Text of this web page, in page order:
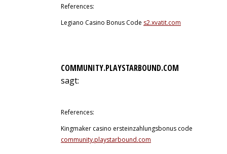
References:
Legiano Casino Bonus Code s2.xvatit.com
COMMUNITY.PLAYSTARBOUND.COM
sagt:
References:
Kingmaker casino ersteinzahlungsbonus code
community.playstarbound.com